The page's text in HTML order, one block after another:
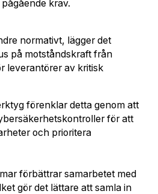
krav.
normativt, lägger det
på motståndskraft från
leverantörer av kritisk
förenklar detta genom att
för att
och prioritera
förbättrar samarbetet med
gör det lättare att samla in